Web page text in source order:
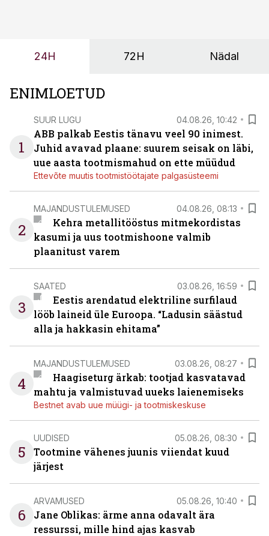
24H 72H Nädal
ENIMLOETUD
1
SUUR LUGU 04.08.26, 10:42
ABB palkab Eestis tänavu veel 90 inimest.
Juhid avavad plaane: suurem seisak on läbi,
uue aasta tootmismahud on ette müüdud
Ettevõte muutis tootmistöötajate palgasüsteemi
2
MAJANDUSTULEMUSED 04.08.26, 08:13
Kehra metallitööstus mitmekordistas
kasumi ja uus tootmishoone valmib
plaanitust varem
3
SAATED 03.08.26, 16:59
Eestis arendatud elektriline surfilaud
lööb laineid üle Euroopa. “Ladusin säästud
alla ja hakkasin ehitama”
4
MAJANDUSTULEMUSED 03.08.26, 08:27
Haagiseturg ärkab: tootjad kasvatavad
mahtu ja valmistuvad uueks laienemiseks
Bestnet avab uue müügi- ja tootmiskeskuse
5
UUDISED 05.08.26, 08:30
Tootmine vähenes juunis viiendat kuud
järjest
6
ARVAMUSED 05.08.26, 10:40
Jane Oblikas: ärme anna odavalt ära
ressurssi, mille hind ajas kasvab